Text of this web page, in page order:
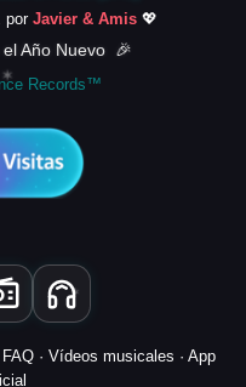
✶
✶
por Javier & Amis💖
Año Nuevo 🎉
Records™
FAQ· Vídeos musicales · App